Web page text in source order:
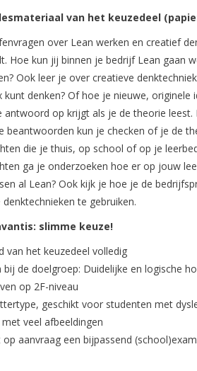
van het keuzedeel
over Lean werken en creatief
Hoe kun jij binnen je bedrijf Lean gaan
Ook leer je over creatieve
denken? Of hoe je nieuwe, originele
antwoord op krijgt als je de theorie
beantwoorden kun je checken of je de
die je thuis, op school of op je
ga je onderzoeken hoe er op jouw
al Lean? Ook kijk je hoe je de
te gebruiken.
slimme keuze!
van het keuzedeel volledig
bij de doelgroep: Duidelijke en logische
op 2F-niveau
geschikt voor studenten met
veel afbeeldingen
op aanvraag een bijpassend